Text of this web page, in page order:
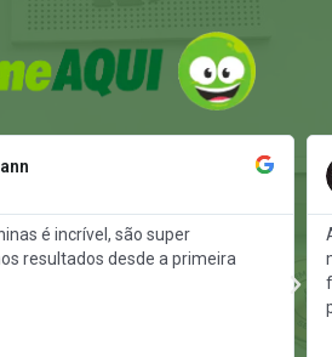
Read
More
é incrível, são super
resultados desde a primeira